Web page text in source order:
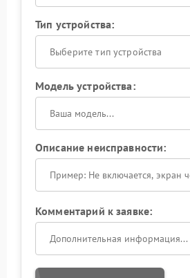
Тип устройства:
Выберите тип устройства
Модель устройства:
Описание неисправности:
Комментарий к заявке: